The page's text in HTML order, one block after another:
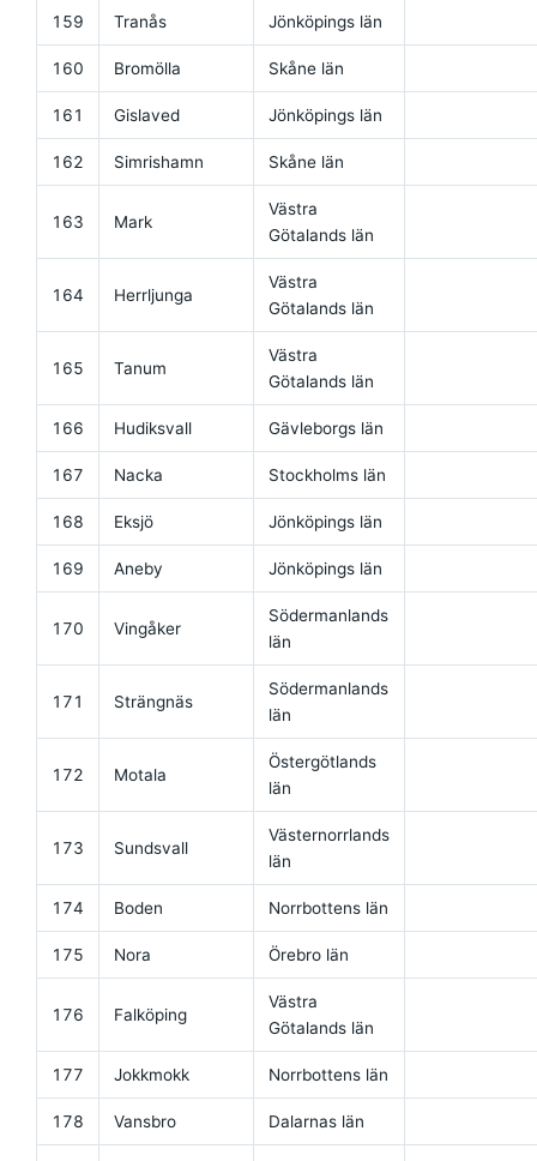
159 Tranås Jönköpings län
160 Bromölla Skåne län
161 Gislaved Jönköpings län
162 Simrishamn Skåne län
163 Mark
Västra
Götalands län
164 Herrljunga
Västra
Götalands län
165 Tanum
Västra
Götalands län
166 Hudiksvall Gävleborgs län
167 Nacka Stockholms län
168 Eksjö Jönköpings län
169 Aneby Jönköpings län
170 Vingåker
Södermanlands
län
171 Strängnäs
Södermanlands
län
172 Motala
Östergötlands
län
173 Sundsvall
Västernorrlands
län
174 Boden Norrbottens län
175 Nora Örebro län
176 Falköping
Västra
Götalands län
177 Jokkmokk Norrbottens län
178 Vansbro Dalarnas län